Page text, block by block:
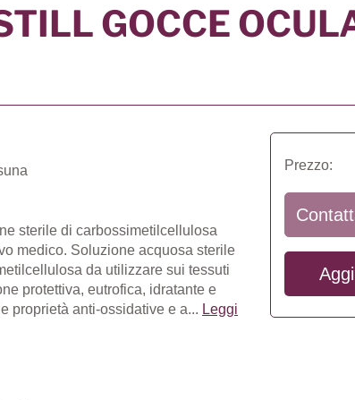
GOCCE
sterile di carbossimetilcellulosa
medico. Soluzione acquosa sterile
da utilizzare sui tessuti
protettiva, eutrofica, idratante e
proprietà anti-ossidative e a... Leggi
Prezzo: